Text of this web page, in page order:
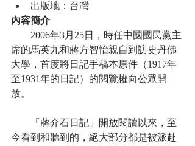
出版地：台灣
內容簡介
2006年3月25日，時任中國國民黨主
席的馬英九和蔣方智怡親自到訪史丹佛
大學，首度將日記手稿本原件（1917年
至1931年的日記）的閱覽權向公眾開
放。
「蔣介石日記」開放閱讀以來，至
今看到和聽到的，絕大部分都是被派赴